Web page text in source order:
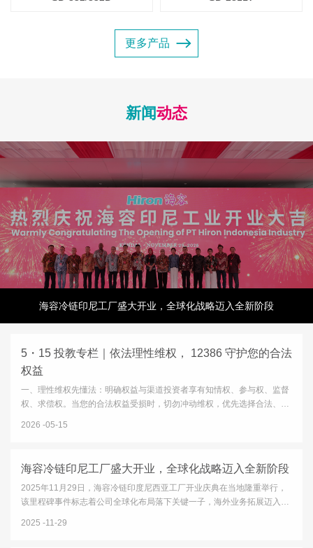
更多产品
新闻动态
海容冷链印尼工厂盛大开业，全球化战略迈入全新阶段
5・15 投教专栏｜依法理性维权， 12386 守护您的合法
权益
一、理性维权先懂法：明确权益与渠道投资者享有知情权、参与权、监督
权、求偿权。当您的合法权益受损时，切勿冲动维权，优先选择合法、正
2026 05-15
海容冷链印尼工厂盛大开业，全球化战略迈入全新阶段
2025年11月29日，海容冷链印度尼西亚工厂开业庆典在当地隆重举行，
该里程碑事件标志着公司全球化布局落下关键一子，海外业务拓展迈入全
2025 11-29